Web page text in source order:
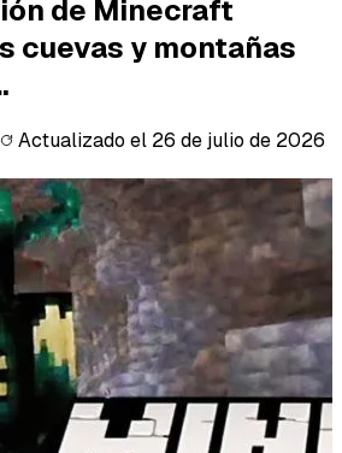
de Minecraft
cuevas y montañas
Actualizado el 26 de julio de 2026